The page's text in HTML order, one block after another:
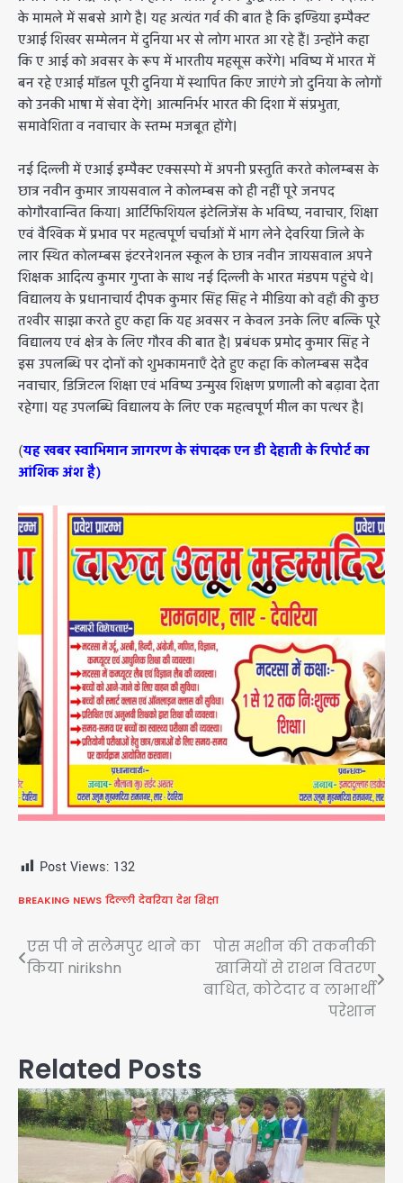
के मामले में सबसे आगे है। यह अत्यंत गर्व की बात है कि इण्डिया इम्पैक्ट
एआई शिखर सम्मेलन में दुनिया भर से लोग भारत आ रहे हैं। उन्होंने कहा
कि ए आई को अवसर के रूप में भारतीय महसूस करेंगे। भविष्य में भारत में
बन रहे एआई मॉडल पूरी दुनिया में स्थापित किए जाएंगे जो दुनिया के लोगों
को उनकी भाषा में सेवा देंगे। आत्मनिर्भर भारत की दिशा में संप्रभुता,
समावेशिता व नवाचार के स्तम्भ मजबूत होंगे।
नई दिल्ली में एआई इम्पैक्ट एक्सस्पो में अपनी प्रस्तुति करते कोलम्बस के
छात्र नवीन कुमार जायसवाल ने कोलम्बस को ही नहीं पूरे जनपद
कोगौरवान्वित किया। आर्टिफिशियल इंटेलिजेंस के भविष्य, नवाचार, शिक्षा
एवं वैश्विक में प्रभाव पर महत्वपूर्ण चर्चाओं में भाग लेने देवरिया जिले के
लार स्थित कोलम्बस इंटरनेशनल स्कूल के छात्र नवीन जायसवाल अपने
शिक्षक आदित्य कुमार गुप्ता के साथ नई दिल्ली के भारत मंडपम पहुंचे थे।
विद्यालय के प्रधानाचार्य दीपक कुमार सिंह सिंह ने मीडिया को वहाँ की कुछ
तश्वीर साझा करते हुए कहा कि यह अवसर न केवल उनके लिए बल्कि पूरे
विद्यालय एवं क्षेत्र के लिए गौरव की बात है। प्रबंधक प्रमोद कुमार सिंह ने
इस उपलब्धि पर दोनों को शुभकामनाएँ देते हुए कहा कि कोलम्बस सदैव
नवाचार, डिजिटल शिक्षा एवं भविष्य उन्मुख शिक्षण प्रणाली को बढ़ावा देता
रहेगा। यह उपलब्धि विद्यालय के लिए एक महत्वपूर्ण मील का पत्थर है।
(यह खबर स्वाभिमान जागरण के संपादक एन डी देहाती के रिपोर्ट का
आंशिक अंश है)
Post Views: 132
BREAKING NEWS दिल्ली देवरिया देश शिक्षा
Post
एस पी ने सलेमपुर थाने का
किया nirikshn
पोस मशीन की तकनीकी
खामियों से राशन वितरण
बाधित, कोटेदार व लाभार्थी
परेशान
Related Posts